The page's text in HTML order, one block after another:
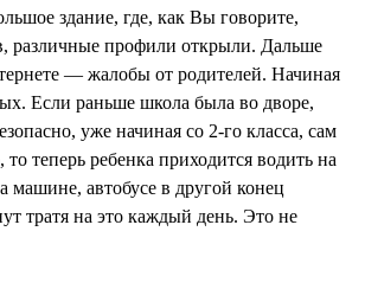
здание, где, как Вы говорите,
различные профили открыли. Дальше
— жалобы от родителей. Начиная
Если раньше школа была во дворе,
уже начиная со 2-го класса, сам
то теперь ребенка приходится водить на
машине, автобусе в другой конец
тратя на это каждый день. Это не